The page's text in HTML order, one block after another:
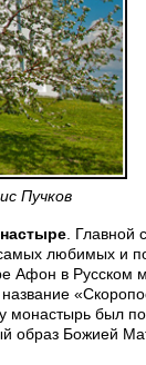
Пучков
. Главной
любимых и
Афон в Русском
монастырь был
образ Божией